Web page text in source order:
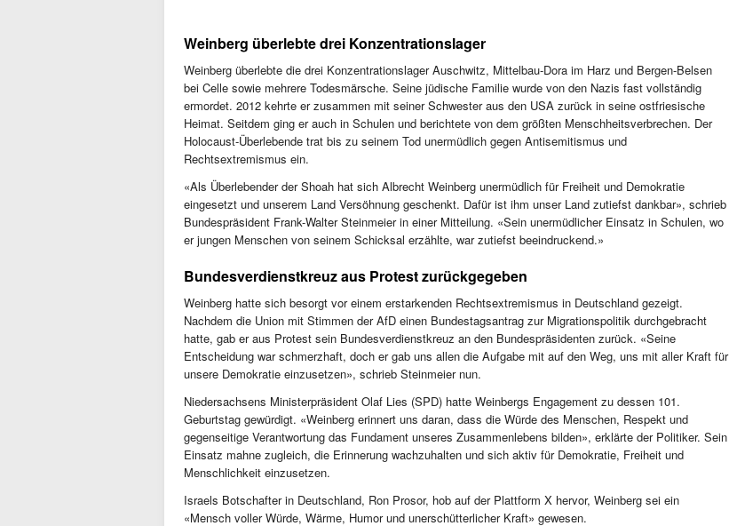
Weinberg überlebte drei Konzentrationslager
Weinberg überlebte die drei Konzentrationslager Auschwitz, Mittelbau-Dora im Harz und Bergen-Belsen
bei Celle sowie mehrere Todesmärsche. Seine jüdische Familie wurde von den Nazis fast vollständig
ermordet. 2012 kehrte er zusammen mit seiner Schwester aus den USA zurück in seine ostfriesische
Heimat. Seitdem ging er auch in Schulen und berichtete von dem größten Menschheitsverbrechen. Der
Holocaust-Überlebende trat bis zu seinem Tod unermüdlich gegen Antisemitismus und
Rechtsextremismus ein.
«Als Überlebender der Shoah hat sich Albrecht Weinberg unermüdlich für Freiheit und Demokratie
eingesetzt und unserem Land Versöhnung geschenkt. Dafür ist ihm unser Land zutiefst dankbar», schrieb
Bundespräsident Frank-Walter Steinmeier in einer Mitteilung. «Sein unermüdlicher Einsatz in Schulen, wo
er jungen Menschen von seinem Schicksal erzählte, war zutiefst beeindruckend.»
Bundesverdienstkreuz aus Protest zurückgegeben
Weinberg hatte sich besorgt vor einem erstarkenden Rechtsextremismus in Deutschland gezeigt.
Nachdem die Union mit Stimmen der AfD einen Bundestagsantrag zur Migrationspolitik durchgebracht
hatte, gab er aus Protest sein Bundesverdienstkreuz an den Bundespräsidenten zurück. «Seine
Entscheidung war schmerzhaft, doch er gab uns allen die Aufgabe mit auf den Weg, uns mit aller Kraft für
unsere Demokratie einzusetzen», schrieb Steinmeier nun.
Niedersachsens Ministerpräsident Olaf Lies (SPD) hatte Weinbergs Engagement zu dessen 101.
Geburtstag gewürdigt. «Weinberg erinnert uns daran, dass die Würde des Menschen, Respekt und
gegenseitige Verantwortung das Fundament unseres Zusammenlebens bilden», erklärte der Politiker. Sein
Einsatz mahne zugleich, die Erinnerung wachzuhalten und sich aktiv für Demokratie, Freiheit und
Menschlichkeit einzusetzen.
Israels Botschafter in Deutschland, Ron Prosor, hob auf der Plattform X hervor, Weinberg sei ein
«Mensch voller Würde, Wärme, Humor und unerschütterlicher Kraft» gewesen.